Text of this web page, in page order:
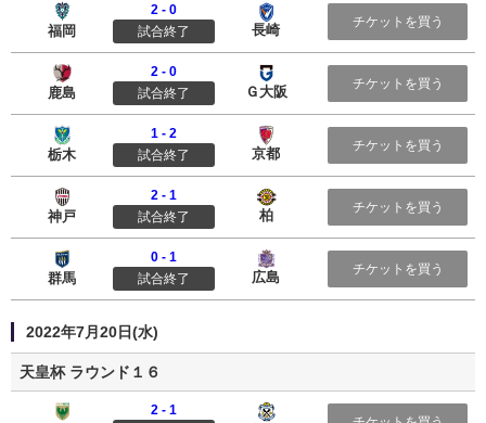
福岡
2 - 0
試合終了
長崎
チケットを買う
鹿島アントラーズ
鹿島
2 - 0
試合終了
Ｇ大阪
チケットを買う
栃木
1 - 2
試合終了
京都
チケットを買う
ヴィッセル神戸
神戸
2 - 1
試合終了
柏
柏レイソル
チケットを買う
ザスパクサツ群馬
群馬
0 - 1
試合終了
広島
チケットを買う
2022年7月20日(水)
天皇杯 ラウンド１６
東京ヴェルディ2 - 1